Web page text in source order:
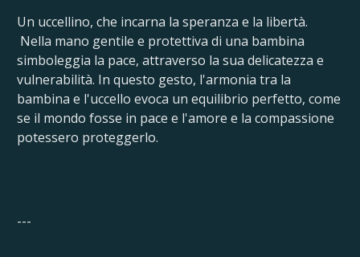
Un uccellino, che incarna la speranza e la libertà.
Nella mano gentile e protettiva di una bambina
simboleggia la pace, attraverso la sua delicatezza e
vulnerabilità. In questo gesto, l'armonia tra la
bambina e l'uccello evoca un equilibrio perfetto, come
se il mondo fosse in pace e l'amore e la compassione
potessero proteggerlo.
---